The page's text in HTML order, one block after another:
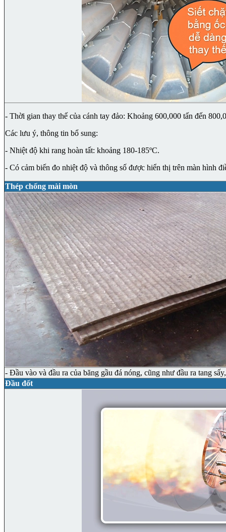
- Thời gian thay thế của cánh tay đảo: Khoảng 600,000 tấn đến
Các lưu ý, thông tin bổ sung:
- Nhiệt độ khi rang hoàn tất: khoảng 180-185ºC.
- Có cảm biến đo nhiệt độ và thông số được hiển thị trên màn hình
Thép chống mài mòn
- Đầu vào và đầu ra của băng gầu đá nóng, cũng như đầu ra tang
Đầu đốt